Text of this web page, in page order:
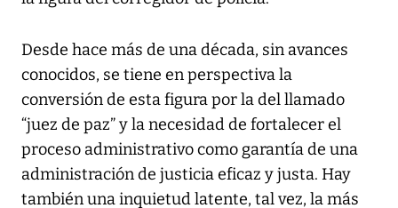
Desde hace más de una década, sin avances
conocidos, se tiene en perspectiva la
conversión de esta figura por la del llamado
“juez de paz” y la necesidad de fortalecer el
proceso administrativo como garantía de una
administración de justicia eficaz y justa. Hay
también una inquietud latente, tal vez, la más